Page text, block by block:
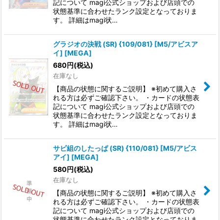
記について magi公式ショップおよび店頭での
状態基準に合わせたランク設定となっておりま
す。 詳細はmagi状…
グラジオの決戦 (SR) {109/081} [M5/アビスア
イ] [MEGA]
680円(税込)
在庫なし
【商品の状態に関するご説明】 ※初めて購入さ
れる方は必ずご確認下さい。 ・カードの状態表
記について magi公式ショップおよび店頭での
状態基準に合わせたランク設定となっておりま
す。 詳細はmagi状…
サビ組のしたっぱ (SR) {110/081} [M5/アビス
アイ] [MEGA]
580円(税込)
在庫なし
【商品の状態に関するご説明】 ※初めて購入さ
れる方は必ずご確認下さい。 ・カードの状態表
記について magi公式ショップおよび店頭での